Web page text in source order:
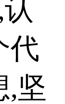
代
,坚